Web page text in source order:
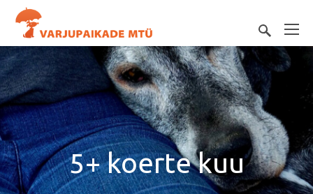
5+ koerte kuu